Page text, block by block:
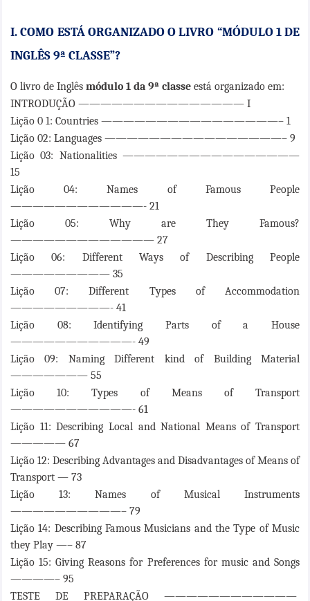
I. COMO ESTÁ ORGANIZADO O LIVRO “MÓDULO 1 DE
INGLÊS 9ª CLASSE”?
O livro de Inglês módulo 1 da 9ª classe está organizado em:
INTRODUÇÃO ——————————————— I
Lição 0 1: Countries ————————————————– 1
Lição 02: Languages ————————————————– 9
Lição 03: Nationalities ————————————————
15
Lição 04: Names of Famous People
————————————- 21
Lição 05: Why are They Famous?
————————————— 27
Lição 06: Different Ways of Describing People
————————— 35
Lição 07: Different Types of Accommodation
—————————- 41
Lição 08: Identifying Parts of a House
———————————- 49
Lição 09: Naming Different kind of Building Material
——————— 55
Lição 10: Types of Means of Transport
———————————- 61
Lição 11: Describing Local and National Means of Transport
————— 67
Lição 12: Describing Advantages and Disadvantages of Means of
Transport — 73
Lição 13: Names of Musical Instruments
——————————– 79
Lição 14: Describing Famous Musicians and the Type of Music
they Play —– 87
Lição 15: Giving Reasons for Preferences for music and Songs
————– 95
TESTE DE PREPARAÇÃO ————————————